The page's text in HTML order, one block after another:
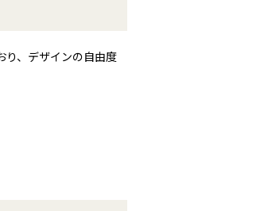
り、デザインの自由度